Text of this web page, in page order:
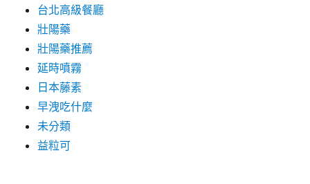
台北高級餐廳
壯陽藥
壯陽藥推薦
延時噴霧
日本藤素
早洩吃什麼
未分類
益粒可